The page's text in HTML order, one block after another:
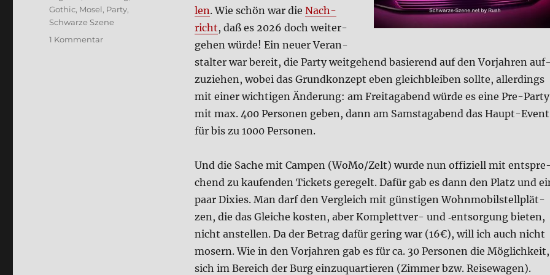
len. Wie schön war die Nach­
richt, daß es 2026 doch wei­ter­
ge­hen wür­de! Ein neu­er Ver­an­
stal­ter war bereit, die Par­ty weit­ge­hend basie­rend auf den Vor­jah­ren auf­
zu­zie­hen, wobei das Grund­kon­zept eben gleich­blei­ben soll­te, aller­dings
mit einer wich­ti­gen Ände­rung: am Frei­tag­abend wür­de es eine Pre-Par­ty
mit max. 400 Per­so­nen geben, dann am Sams­tag­abend das Haupt-Event
für bis zu 1000 Per­so­nen.
Und die Sache mit Cam­pen (WoMo/Zelt) wur­de nun offi­zi­ell mit
chend zu kau­fen­den Tickets gere­gelt. Dafür gab es dann den Platz und
paar Dixies. Man darf den Ver­gleich mit gün­sti­gen Wohn­mo­bil­stell­plät­
zen, die das Glei­che kosten, aber Kom­plett­ver- und ‑ent­sor­gung bie­ten,
nicht anstel­len. Da der Betrag dafür gering war (16€), will ich auch nicht
mosern. Wie in den Vor­jah­ren gab es für ca. 30 Per­so­nen die Mög­lich­keit,
sich im Bereich der Burg ein­zu­quar­tie­ren (Zim­mer bzw. Rei­se­wa­gen).
Gothic, Mosel, Party,
Schwarze Szene
1 Kommentarzu